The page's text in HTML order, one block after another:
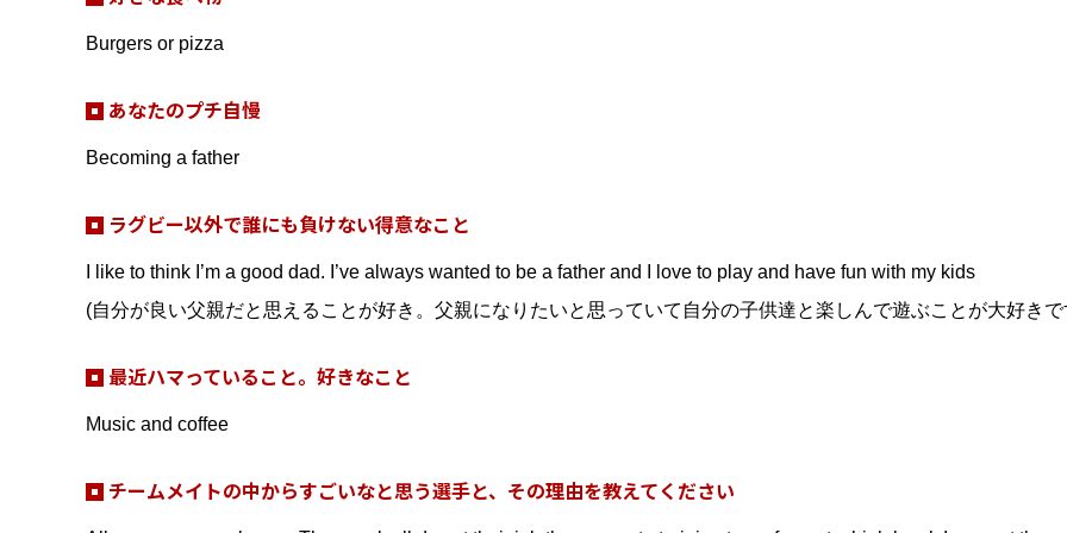
Burgers or pizza
あなたのプチ自慢
Becoming a father
ラグビー以外で誰にも負けない得意なこと
I like to think I’m a good dad. I’ve always wanted to be a father and I love to play and have fun with my kids
(自分が良い父親だと思えることが好き。父親になりたいと思っていて自分の子供達と楽しんで遊ぶことが大好きで
最近ハマっていること。好きなこと
Music and coffee
チームメイトの中からすごいなと思う選手と、その理由を教えてください